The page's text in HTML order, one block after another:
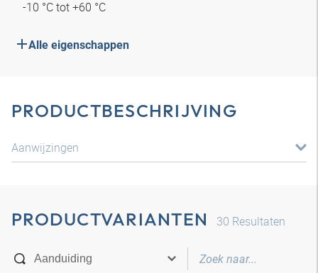
-10 °C tot +60 °C
Alle eigenschappen
PRODUCTBESCHRIJVING
Aanwijzingen
PRODUCTVARIANTEN 30 Resultaten